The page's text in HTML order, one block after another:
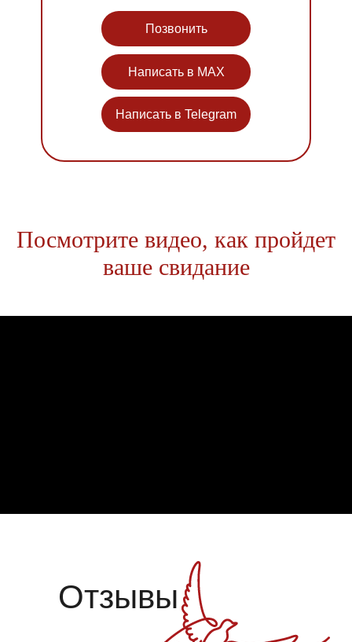
Позвонить
Написать в MAX
Написать в Telegram
Посмотрите видео, как пройдет
ваше свидание
Отзывы